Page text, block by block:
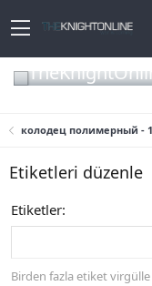
колодец полимерный -
Etiketleri düzenle
Etiketler
Birden fazla etiket virgülle